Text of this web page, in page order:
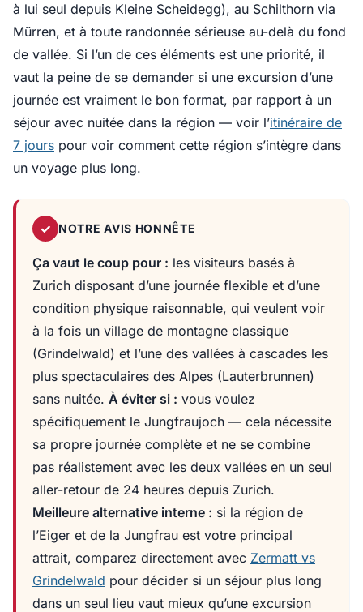
à lui seul depuis Kleine Scheidegg), au Schilthorn via
Mürren, et à toute randonnée sérieuse au-delà du fond
de vallée. Si l’un de ces éléments est une priorité, il
vaut la peine de se demander si une excursion d’une
journée est vraiment le bon format, par rapport à un
séjour avec nuitée dans la région — voir l’itinéraire de
7 jours pour voir comment cette région s’intègre dans
un voyage plus long.
✓ NOTRE AVIS HONNÊTE
Ça vaut le coup pour : les visiteurs basés à
Zurich disposant d’une journée flexible et d’une
condition physique raisonnable, qui veulent voir
à la fois un village de montagne classique
(Grindelwald) et l’une des vallées à cascades les
plus spectaculaires des Alpes (Lauterbrunnen)
sans nuitée. À éviter si : vous voulez
spécifiquement le Jungfraujoch — cela nécessite
sa propre journée complète et ne se combine
pas réalistement avec les deux vallées en un seul
aller-retour de 24 heures depuis Zurich.
Meilleure alternative interne : si la région de
l’Eiger et de la Jungfrau est votre principal
attrait, comparez directement avec Zermatt vs
Grindelwald pour décider si un séjour plus long
dans un seul lieu vaut mieux qu’une excursion